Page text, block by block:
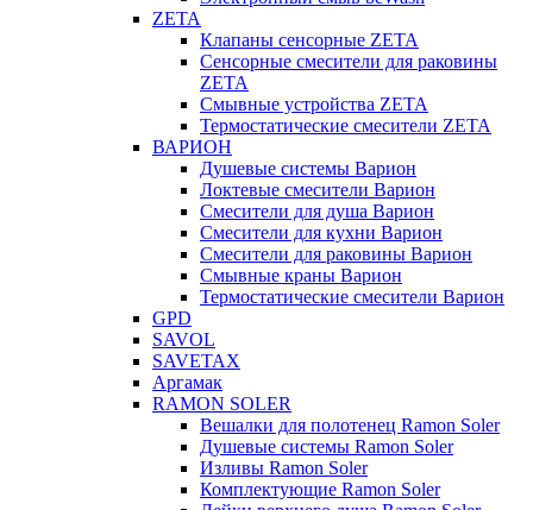
ZETA
Клапаны сенсорные ZETA
Сенсорные смесители для раковины
ZETA
Смывные устройства ZETA
Термостатические смесители ZETA
ВАРИОН
Душевые системы Варион
Локтевые смесители Варион
Смесители для душа Варион
Смесители для кухни Варион
Смесители для раковины Варион
Смывные краны Варион
Термостатические смесители Варион
GPD
SAVOL
SAVETAX
Аргамак
RAMON SOLER
Вешалки для полотенец Ramon Soler
Душевые системы Ramon Soler
Изливы Ramon Soler
Комплектующие Ramon Soler